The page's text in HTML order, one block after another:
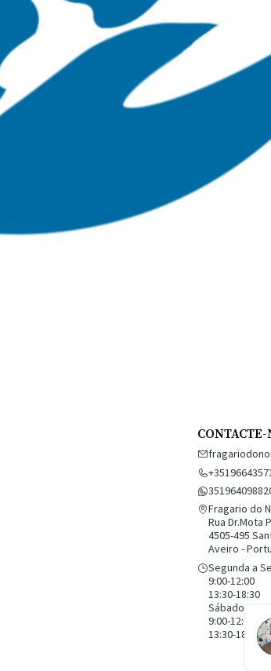
CONTACTE-
Fragario do
Rua Dr.Mota
4505-495
Aveiro -
Segunda a
9:00-12:00
13:30-18:30
Sábado
9:00-12:00
13:30-18:30